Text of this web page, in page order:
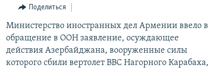
Перейти
поиску
РЕГИОН
НАГОРНЫЙ КАРАБАХ
КУЛЬТУРА
СПОРТ
Поделиться
Министерство иностранных дел Армении ввело в
обращение в ООН заявление, осуждающее
действия Азербайджана, вооруженные силы
которого сбили вертолет ВВС Нагорного Карабаха,